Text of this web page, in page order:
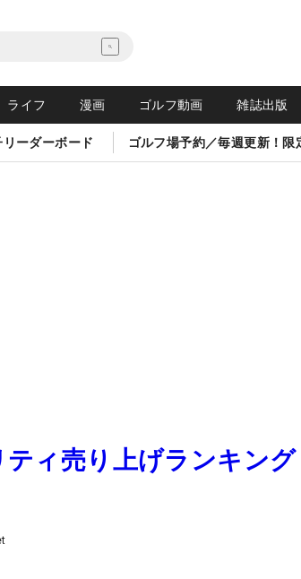
ライフ 漫画 ゴルフ動画 雑誌出版
ーダーボード ゴルフ場予約／毎週更新！限
ィ売り上げランキング